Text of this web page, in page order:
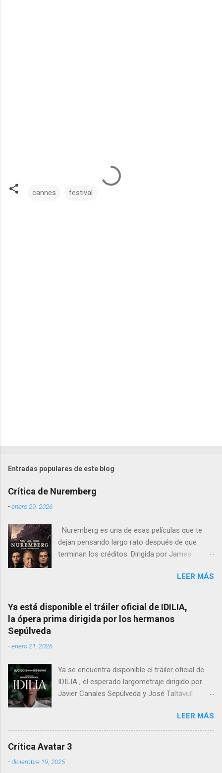
cannes festival
Entradas populares de este blog
Crítica de Nuremberg
-enero 29, 2026
Nuremberg es una de esas películas que te
dejan pensando largo rato después de que
terminan los créditos. Dirigida por James
psicológico se sumerge en los juicios de
Núremberg tras la Segunda Guerra Mundial ,
pero no se limita a recrear eventos judiciales.
En cambio, enfoca su lente en la batalla mental
entre un psiquiatra estadounidense y uno de
LEER MÁS
Ya está disponible el tráiler oficial de IDILIA,
la ópera prima dirigida por los hermanos
Sepúlveda
-enero 21, 2026
Ya se encuentra disponible el tráiler oficial de
IDILIA , el esperado largometraje dirigido por
Javier Canales Sepúlveda y José Taltavull
próximo 27 de febrero . Tras un destacado
recorrido por festivales nacionales e
en la historia del cine balear .
LEER MÁS
Crítica Avatar 3
-diciembre 19, 2025